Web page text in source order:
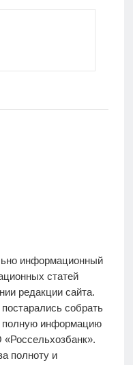
информационный
статей
редакции сайта.
собрать
полную информацию
полноту и